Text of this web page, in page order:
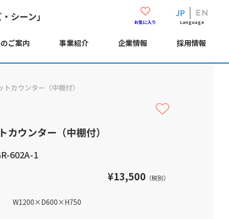
シーン」 お気に入り
EN
JP
Language
ご案内 事業紹介 企業情報 採用情報
トカウンター（中棚付）
カウンター（中棚付）
602A-1
¥13,500 （税別）
W1200×D600×H750